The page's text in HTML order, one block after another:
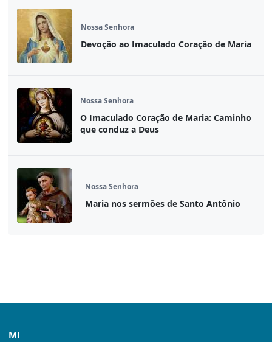
Nossa Senhora
Devoção ao Imaculado Coração de Maria
Nossa Senhora
O Imaculado Coração de Maria: Caminho
que conduz a Deus
Nossa Senhora
Maria nos sermões de Santo Antônio
MI